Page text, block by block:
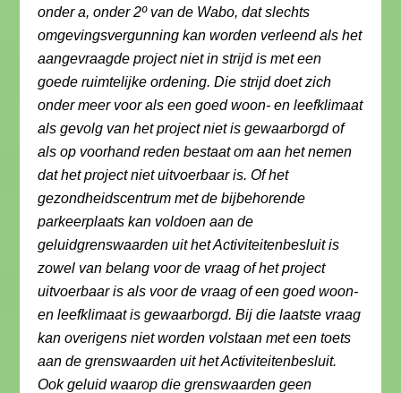
onder a, onder 2º van de Wabo, dat slechts
omgevingsvergunning kan worden verleend als het
aangevraagde project niet in strijd is met een
goede ruimtelijke ordening. Die strijd doet zich
onder meer voor als een goed woon- en leefklimaat
als gevolg van het project niet is gewaarborgd of
als op voorhand reden bestaat om aan het nemen
dat het project niet uitvoerbaar is. Of het
gezondheidscentrum met de bijbehorende
parkeerplaats kan voldoen aan de
geluidgrenswaarden uit het Activiteitenbesluit is
zowel van belang voor de vraag of het project
uitvoerbaar is als voor de vraag of een goed woon-
en leefklimaat is gewaarborgd. Bij die laatste vraag
kan overigens niet worden volstaan met een toets
aan de grenswaarden uit het Activiteitenbesluit.
Ook geluid waarop die grenswaarden geen